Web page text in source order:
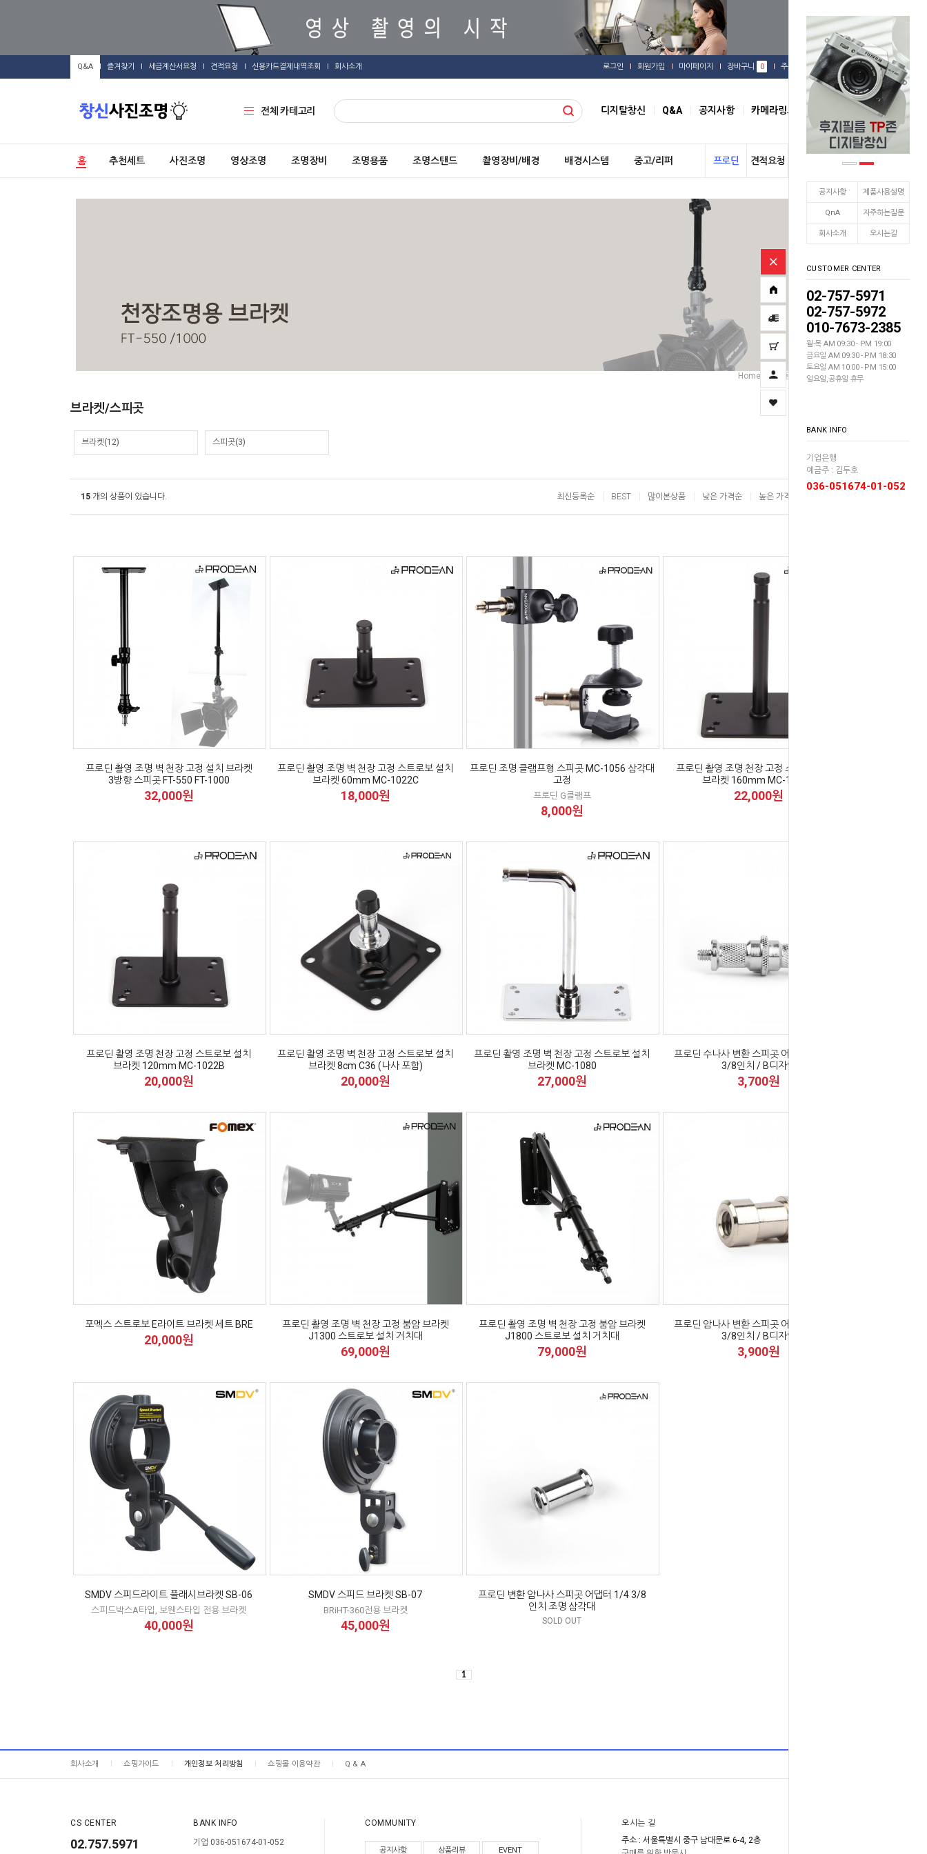
공지사항 제품사용설명
QnA 자주하는질문
회사소개 오시는길
CUSTOMER CENTER
02-757-5971
02-757-5972
010-7673-2385
월-목 AM 09:30 - PM 19:00
금요일 AM 09:30 - PM 18:30
토요일 AM 10:00 - PM 15:00
일요일,공휴일 휴무
BANK INFO
기업은행
예금주 : 김두호
036-051674-01-052
Q&A 즐겨찾기 세금계산서요청 견적요청 신용카드결제내역조회 회사소개 로그인 회원가입 마이페이지 장바구니 0 주문배송 관심상품
전체 카테고리 디지탈창신 Q&A 공지사항 카메라링크
홈 추천세트 사진조명 영상조명 조명장비 조명용품 조명스탠드 촬영장비/배경 배경시스템 중고/리퍼 프로딘 견적요청
Home 조명용품 >브라켓/스피곳
브라켓/스피곳
브라켓(12) 스피곳(3)
15 개의 상품이 있습니다. 최신등록순 BEST 많이본상품 낮은 가격순 높은 가격순
프로딘 촬영 조명 벽 천장 고정 설치 브라켓
3방향 스피곳 FT-550 FT-1000
32,000원
프로딘 촬영 조명 벽 천장 고정 스트로보 설치
브라켓 60mm MC-1022C
18,000원
프로딘 조명 클램프형 스피곳 MC-1056 삼각대
고정
프로딘 G클램프
8,000원
프로딘 촬영 조명 천장 고정 스트로보 설치
브라켓 160mm MC-1022A
22,000원
프로딘 촬영 조명 천장 고정 스트로보 설치
브라켓 120mm MC-1022B
20,000원
프로딘 촬영 조명 벽 천장 고정 스트로보 설치
브라켓 8cm C36 (나사 포함)
20,000원
프로딘 촬영 조명 벽 천장 고정 스트로보 설치
브라켓 MC-1080
27,000원
프로딘 수나사 변환 스피곳 어댑터 1/4인치
3/8인치 / B디자인
3,700원
포멕스 스트로보 E라이트 브라켓 세트 BRE
20,000원
프로딘 촬영 조명 벽 천장 고정 붐암 브라켓
J1300 스트로보 설치 거치대
69,000원
프로딘 촬영 조명 벽 천장 고정 붐암 브라켓
J1800 스트로보 설치 거치대
79,000원
프로딘 암나사 변환 스피곳 어댑터 1/4인치
3/8인치 / B디자인
3,900원
SMDV 스피드라이트 플래시브라켓 SB-06
스피드박스A타입, 보웬스타입 전용 브라켓
40,000원
SMDV 스피드 브라켓 SB-07
BRiHT-360전용 브라켓
45,000원
프로딘 변환 암나사 스피곳 어댑터 1/4 3/8
인치 조명 삼각대
SOLD OUT
1
회사소개 쇼핑가이드 개인정보 처리방침 쇼핑몰 이용약관 Q & A
CS CENTER
02.757.5971
BANK INFO
기업 036-051674-01-052
COMMUNITY
공지사항 상품리뷰 EVENT
오시는 길
주소 : 서울특별시 중구 남대문로 6-4, 2층